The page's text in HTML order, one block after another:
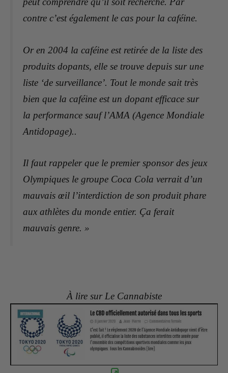
contre c’est également le cas pour la caféine.
Or en 2004 la caféine est retirée de la liste des
produits dopants, elle se trouve depuis sur une
liste ‘de surveillance’. Tout le monde sait très
bien que la caféine est un dopant efficace sur
la performance sauf l’AMA (Agence Mondiale
Antidopage)..
Il faut rappeler que le premier sponsor des jeux
Olympiques le groupe Coca Cola verrait d’un
mauvais œil l’interdiction de son produit phare
aux athlètes du monde entier. Ça ferait
mauvais genre. »
À lire sur Le Cannabiste